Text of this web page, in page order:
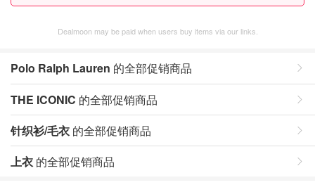
Dealmoon may be paid when users buy items via our links.
Polo Ralph Lauren 的全部促销商品
THE ICONIC 的全部促销商品
针织衫/毛衣 的全部促销商品
上衣 的全部促销商品